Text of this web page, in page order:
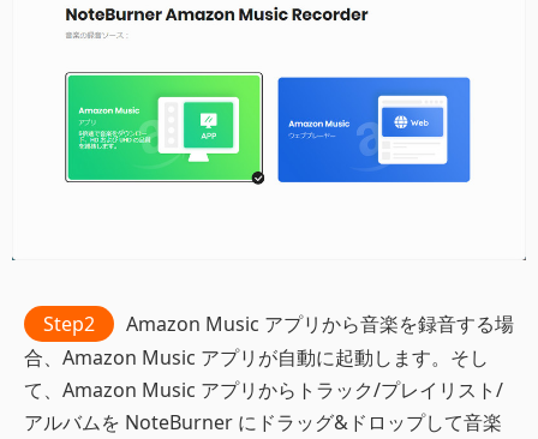
Step2
Amazon Music アプリから音楽を録音する場
合、Amazon Music アプリが自動に起動します。そし
て、Amazon Music アプリからトラック/プレイリスト/
アルバムを NoteBurner にドラッグ&ドロップして音楽